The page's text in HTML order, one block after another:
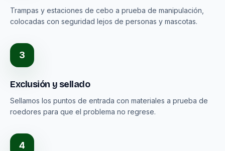
Trampas y estaciones de cebo a prueba de manipulación,
colocadas con seguridad lejos de personas y mascotas.
3
Exclusión y sellado
Sellamos los puntos de entrada con materiales a prueba de
roedores para que el problema no regrese.
4